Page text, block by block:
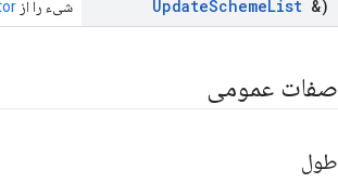
UpdateSchemeList &) شیء را از
صفات عمومی
طول